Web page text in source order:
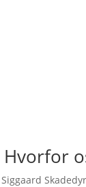
Hvorfor